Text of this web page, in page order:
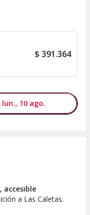
$ 391.364
10 ago.
accesible
a Las Caletas.